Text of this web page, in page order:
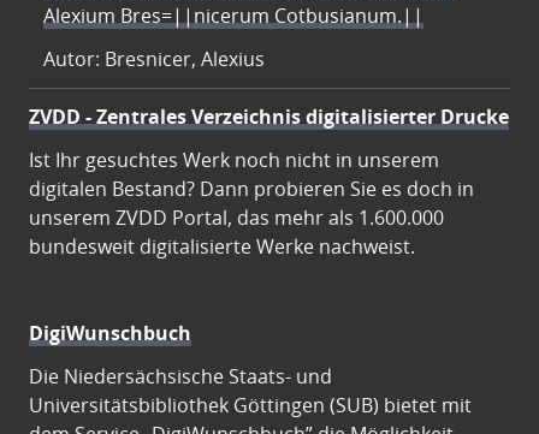
Alexium Bres=||nicerum Cotbusianum.||
Autor: Bresnicer, Alexius
ZVDD - Zentrales Verzeichnis digitalisierter Drucke
Ist Ihr gesuchtes Werk noch nicht in unserem
digitalen Bestand? Dann probieren Sie es doch in
unserem ZVDD Portal, das mehr als 1.600.000
bundesweit digitalisierte Werke nachweist.
DigiWunschbuch
Die Niedersächsische Staats- und
Universitätsbibliothek Göttingen (SUB) bietet mit